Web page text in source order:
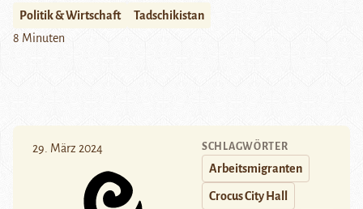
Politik & Wirtschaft
Tadschikistan
8 Minuten
29. März 2024 SCHLAGWÖRTER
Arbeitsmigranten
Crocus City Hall